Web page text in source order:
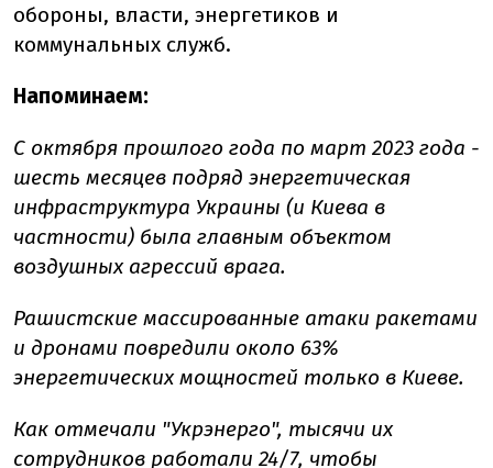
обороны, власти, энергетиков и
коммунальных служб.
Напоминаем:
С октября прошлого года по март 2023 года -
шесть месяцев подряд энергетическая
инфраструктура Украины (и Киева в
частности) была главным объектом
воздушных агрессий врага.
Рашистские массированные атаки ракетами
и дронами повредили около 63%
энергетических мощностей только в Киеве.
Как отмечали "Укрэнерго", тысячи их
сотрудников работали 24/7, чтобы